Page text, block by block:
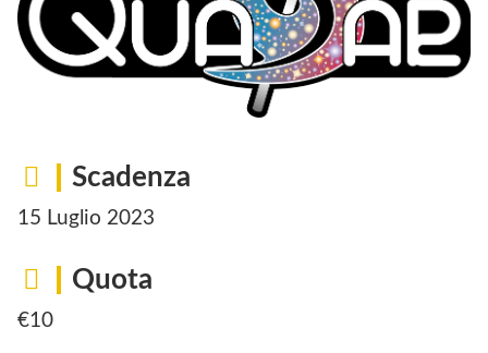
Scadenza
15 Luglio 2023
Quota
€10